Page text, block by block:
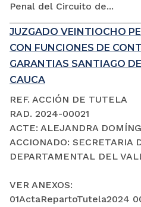
Penal del Circuito de...
JUZGADO VEINTIOCHO
CON FUNCIONES DE
GARANTIAS SANTIAGO
CAUCA
REF. ACCIÓN DE TUTELA
RAD. 2024-00021
ACTE: ALEJANDRA
ACCIONADO: SECRETARIA
DEPARTAMENTAL DEL
VER ANEXOS:
01ActaRepartoTutela2024